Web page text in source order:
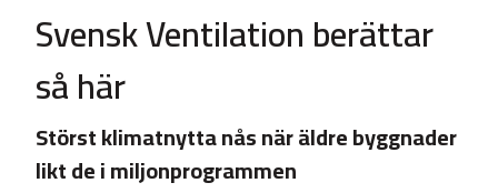
Svensk Ventilation berättar
så här
Störst klimatnytta nås när äldre byggnader
likt de i miljonprogrammen